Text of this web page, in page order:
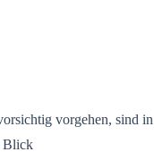
vorgehen, sind
Blick